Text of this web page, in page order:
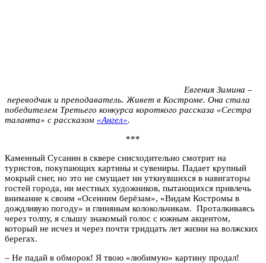
Евгения Зимина –
переводчик и преподаватель. Живет в Костроме. Она стала
победителем Третьего конкурса короткого рассказа «Сестра
таланта» с рассказом «Ангел».
***
Каменный Сусанин в сквере снисходительно смотрит на
туристов, покупающих картины и сувениры. Падает крупный
мокрый снег, но это не смущает ни уткнувшихся в навигаторы
гостей города, ни местных художников, пытающихся привлечь
внимание к своим «Осенним берёзам», «Видам Костромы в
дождливую погоду» и глиняным колокольчикам. Проталкиваясь
через толпу, я слышу знакомый голос с южным акцентом,
который не исчез и через почти тридцать лет жизни на волжских
берегах.
– Не падай в обморок! Я твою «любимую» картину продал!